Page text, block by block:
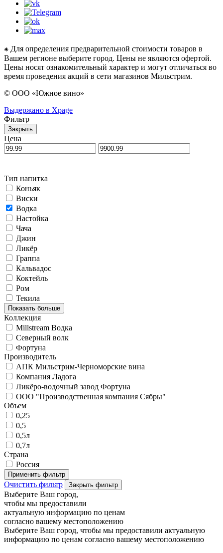
⁕ Для определения предварительной стоимости товаров в
Вашем регионе выберите город. Цены не являются офертой.
Цены носят ознакомительный характер и могут отличаться во
время проведения акций в сети магазинов Мильстрим.
© ООО «Южное вино»
Выдержано в Xpage
Фильтр
Закрыть
Цена
Тип напитка
Коньяк
Виски
Водка
Настойка
Чача
Джин
Ликёр
Граппа
Кальвадос
Коктейль
Ром
Текила
Показать больше
Коллекция
Millstream Водка
Северный волк
Фортуна
Производитель
АПК Мильстрим-Черноморские вина
Компания Ладога
Ликёро-водочный завод Фортуна
ООО "Производственная компания Сябры"
Объем
0,25
0,5
0,5л
0,7л
Страна
Россия
Применить фильтр
Очистить фильтр Закрыть фильтр
Выберите Ваш город,
чтобы мы предоставили
актуальную информацию по ценам
согласно вашему местоположению
Выберите Ваш город, чтобы мы предоставили актуальную
информацию по ценам согласно вашему местоположению